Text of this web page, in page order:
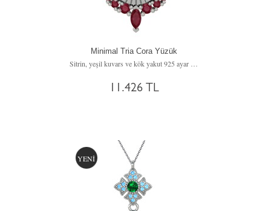
Minimal Tria Cora Yüzük
11.426 TL
YENİ